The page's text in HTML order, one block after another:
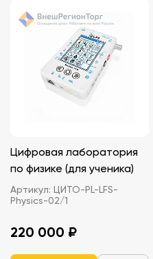
Цифровая лаборатория
по физике (для ученика)
Артикул: ЦИТО-PL-LFS-
Physics-02/1
220 000 ₽